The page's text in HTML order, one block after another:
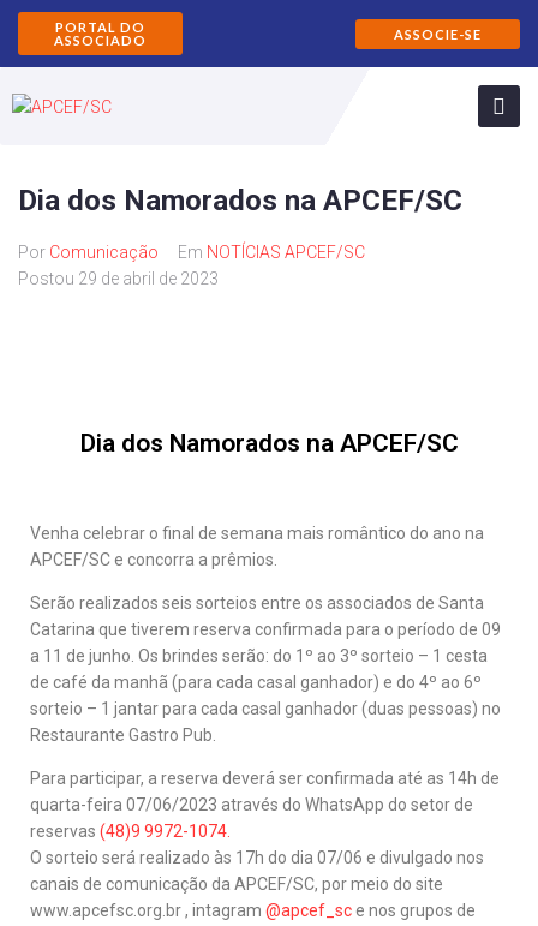
PORTAL DO
ASSOCIADO
ASSOCIE-SE
Dia dos Namorados na APCEF/SC
Por Comunicação Em NOTÍCIAS APCEF/SC
Postou 29 de abril de 2023
Dia dos Namorados na APCEF/SC
Venha celebrar o final de semana mais romântico do ano na
APCEF/SC e concorra a prêmios.
Serão realizados seis sorteios entre os associados de Santa
Catarina que tiverem reserva confirmada para o período de 09
a 11 de junho. Os brindes serão: do 1º ao 3º sorteio – 1 cesta
de café da manhã (para cada casal ganhador) e do 4º ao 6º
sorteio – 1 jantar para cada casal ganhador (duas pessoas) no
Restaurante Gastro Pub.
Para participar, a reserva deverá ser confirmada até as 14h de
quarta-feira 07/06/2023 através do WhatsApp do setor de
reservas (48)9 9972-1074.
O sorteio será realizado às 17h do dia 07/06 e divulgado nos
canais de comunicação da APCEF/SC, por meio do site
www.apcefsc.org.br , intagram @apcef_sce nos grupos de